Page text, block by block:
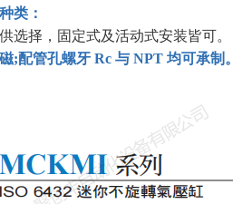
类：
选择，固定式及活动式安装皆可。
;配管孔螺牙 Rc 与 NPT 均可承制。